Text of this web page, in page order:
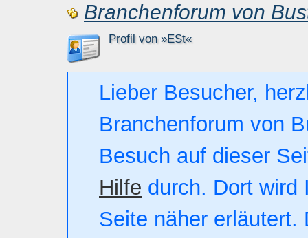
Branchenforum von
Profil von »ESt«
Lieber Besucher,
Branchenforum von
Besuch auf dieser
Hilfe durch. Dort wird
Seite näher erläutert.